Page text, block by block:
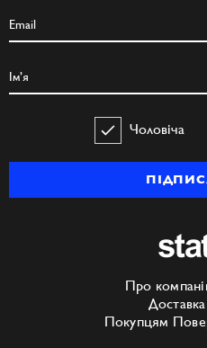
Чоловіча
Про
Доставка
Покупцям